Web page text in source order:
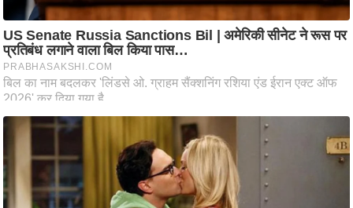
ध
र्म
स्थ
ल
व्र
त
त्यो